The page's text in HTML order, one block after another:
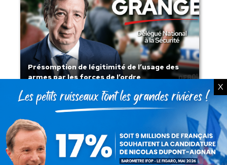
Présomption de légitimité de l’usage des
armes par les forces de l’ordre
X